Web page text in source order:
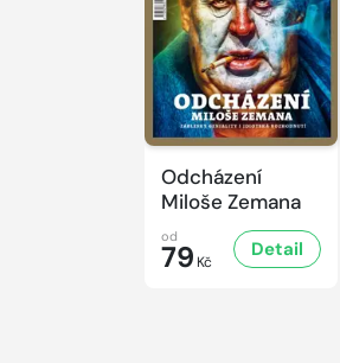
Odcházení
Miloše Zemana
od
79 Kč
Detail